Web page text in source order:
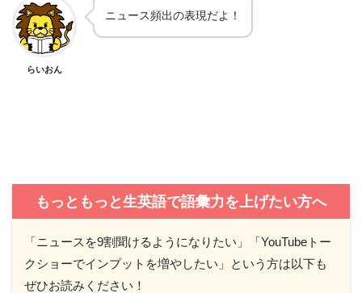
らいおん
ニュース頻出の表現だよ！
もっともっと生英語で語彙力を上げたい方へ
「ニュースを9割聞けるようになりたい」「YouTubeトー
クショーでインプットを増やしたい」という方は以下も
ぜひお読みください！